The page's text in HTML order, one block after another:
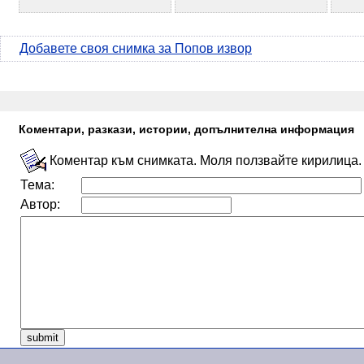
Добавете своя снимка за Попов извор
Коментари, разкази, истории, допълнителна информация
Коментар към снимката. Моля ползвайте кирилица.
Тема:
Автор: